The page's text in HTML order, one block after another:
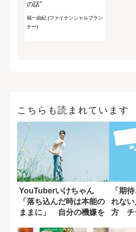
の話"
福一由紀 (ファイナンシャルプラン
ナー)
こちらも読まれています
YouTuberいけちゃん
「落ち込んだ時は本能の
ままに」 自分の機嫌を
「期
れな
方 チ